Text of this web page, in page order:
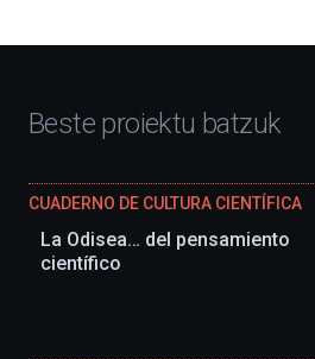
Beste proiektu batzuk
CUADERNO DE CULTURA CIENTÍFICA
La Odisea… del pensamiento
científico